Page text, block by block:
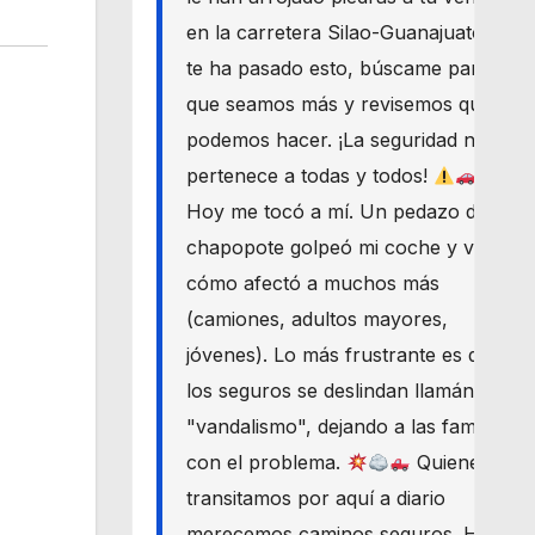
en la carretera Silao-Guanajuato? Si
te ha pasado esto, búscame para
que seamos más y revisemos qué
podemos hacer. ¡La seguridad nos
pertenece a todas y todos!
Hoy me tocó a mí. Un pedazo de
chapopote golpeó mi coche y vi
cómo afectó a muchos más
(camiones, adultos mayores,
jóvenes). Lo más frustrante es que
los seguros se deslindan llamándolo
"vandalismo", dejando a las familias
con el problema.
Quienes
transitamos por aquí a diario